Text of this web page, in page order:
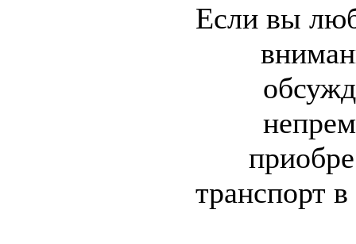
Если вы
транспорт